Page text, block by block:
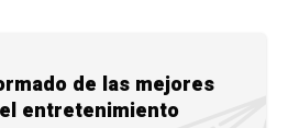
de las mejores
entretenimiento